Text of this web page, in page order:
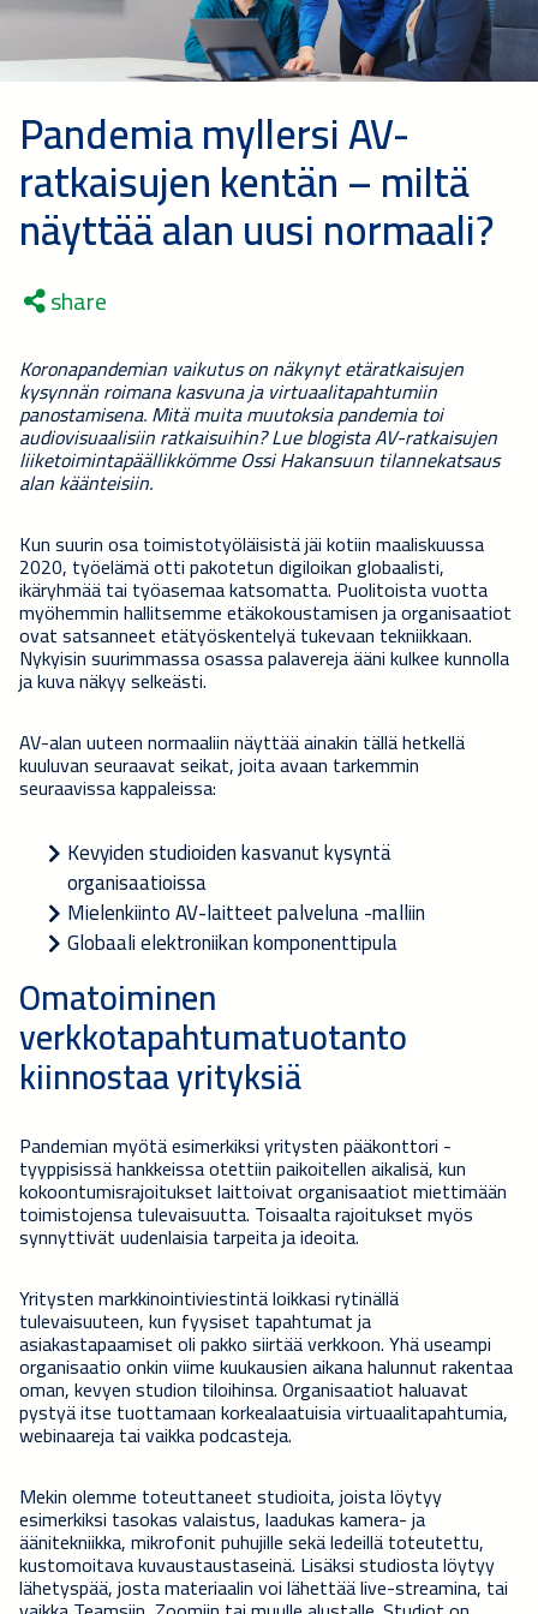
Pandemia myllersi AV-
ratkaisujen kentän – miltä
näyttää alan uusi normaali?
share
Koronapandemian vaikutus on näkynyt etäratkaisujen
kysynnän roimana kasvuna ja virtuaalitapahtumiin
panostamisena. Mitä muita muutoksia pandemia toi
audiovisuaalisiin ratkaisuihin? Lue blogista AV-ratkaisujen
liiketoimintapäällikkömme Ossi Hakansuun tilannekatsaus
alan käänteisiin.
Kun suurin osa toimistotyöläisistä jäi kotiin maaliskuussa
2020, työelämä otti pakotetun digiloikan globaalisti,
ikäryhmää tai työasemaa katsomatta. Puolitoista vuotta
myöhemmin hallitsemme etäkokoustamisen ja organisaatiot
ovat satsanneet etätyöskentelyä tukevaan tekniikkaan.
Nykyisin suurimmassa osassa palavereja ääni kulkee kunnolla
ja kuva näkyy selkeästi.
AV-alan uuteen normaaliin näyttää ainakin tällä hetkellä
kuuluvan seuraavat seikat, joita avaan tarkemmin
seuraavissa kappaleissa:
Kevyiden studioiden kasvanut kysyntä
organisaatioissa
Mielenkiinto AV-laitteet palveluna -malliin
Globaali elektroniikan komponenttipula
Omatoiminen
verkkotapahtumatuotanto
kiinnostaa yrityksiä
Pandemian myötä esimerkiksi yritysten pääkonttori -
tyyppisissä hankkeissa otettiin paikoitellen aikalisä, kun
kokoontumisrajoitukset laittoivat organisaatiot miettimään
toimistojensa tulevaisuutta. Toisaalta rajoitukset myös
synnyttivät uudenlaisia tarpeita ja ideoita.
Yritysten markkinointiviestintä loikkasi rytinällä
tulevaisuuteen, kun fyysiset tapahtumat ja
asiakastapaamiset oli pakko siirtää verkkoon. Yhä useampi
organisaatio onkin viime kuukausien aikana halunnut rakentaa
oman, kevyen studion tiloihinsa. Organisaatiot haluavat
pystyä itse tuottamaan korkealaatuisia virtuaalitapahtumia,
webinaareja tai vaikka podcasteja.
Mekin olemme toteuttaneet studioita, joista löytyy
esimerkiksi tasokas valaistus, laadukas kamera- ja
äänitekniikka, mikrofonit puhujille sekä ledeillä toteutettu,
kustomoitava kuvaustaustaseinä. Lisäksi studiosta löytyy
lähetyspää, josta materiaalin voi lähettää live-streamina, tai